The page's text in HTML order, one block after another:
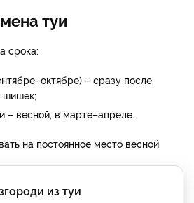
туи
срока:
– сразу после
шишек;
– весной, в марте–апреле.
на постоянное место весной.
из туи